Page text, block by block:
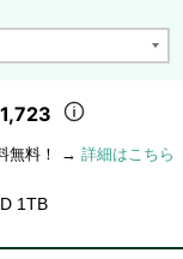
無料！ → 詳細はこちら
1TB